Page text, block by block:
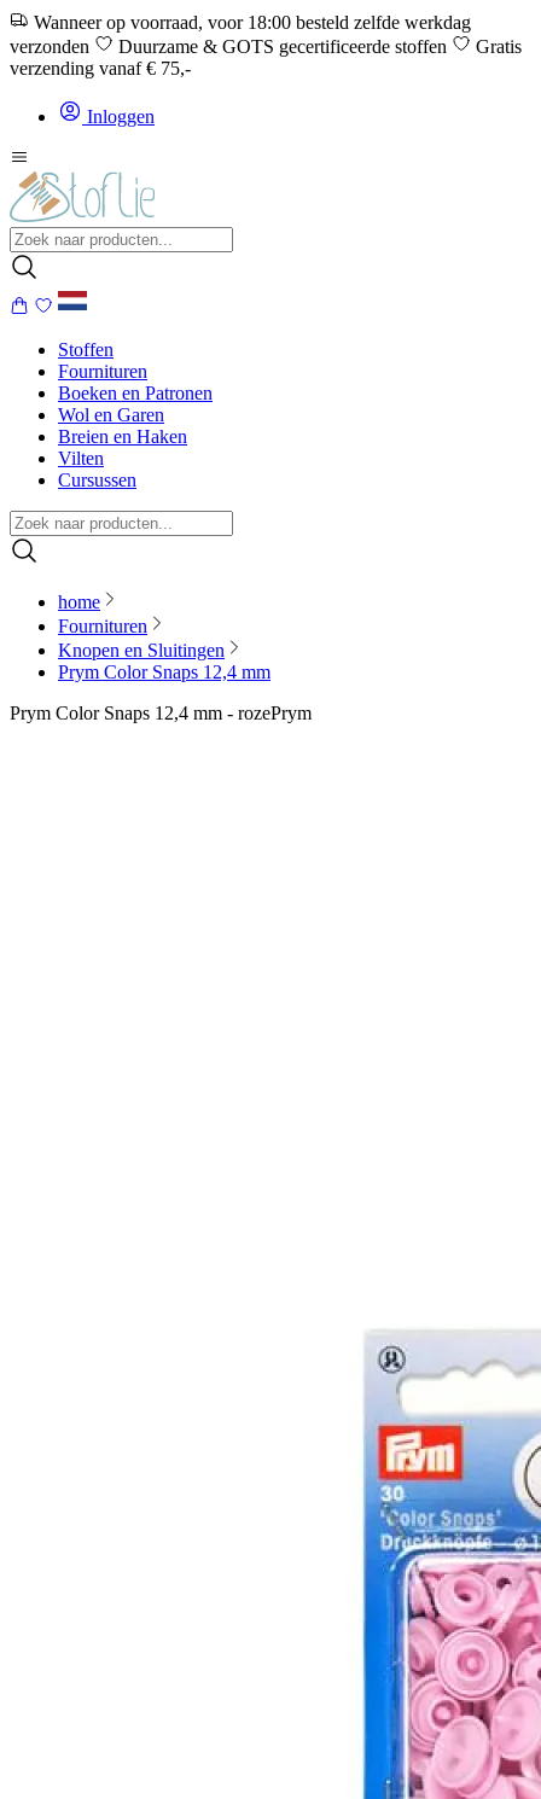
Wanneer op voorraad, voor 18:00 besteld zelfde werkdag
verzonden
Duurzame & GOTS gecertificeerde stoffen
Gratis
verzending vanaf € 75,-
Inloggen
Stoffen
Fournituren
Boeken en Patronen
Wol en Garen
Breien en Haken
Vilten
Cursussen
home
Fournituren
Knopen en Sluitingen
Prym Color Snaps 12,4 mm
Prym Color Snaps 12,4 mm - rozePrym